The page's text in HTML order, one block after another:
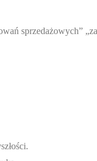
sprzedażowych”